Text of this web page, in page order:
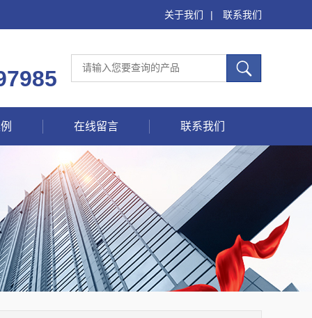
关于我们 | 联系我们
在线留言 联系我们